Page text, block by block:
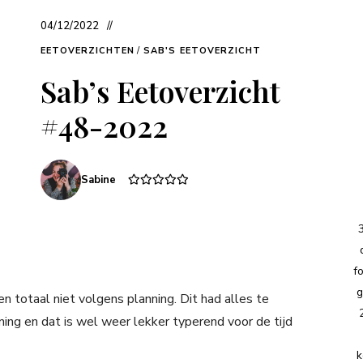
04/12/2022
EETOVERZICHTEN / SAB'S EETOVERZICHT
Sab’s Eetoverzicht
#48-2022
Sabine
totaal niet volgens planning. Dit had alles te
en dat is wel weer lekker typerend voor de tijd